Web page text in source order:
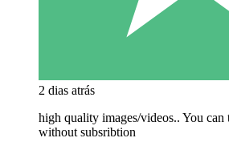
2 dias atrás
high quality images/videos.. You
without subsribtion